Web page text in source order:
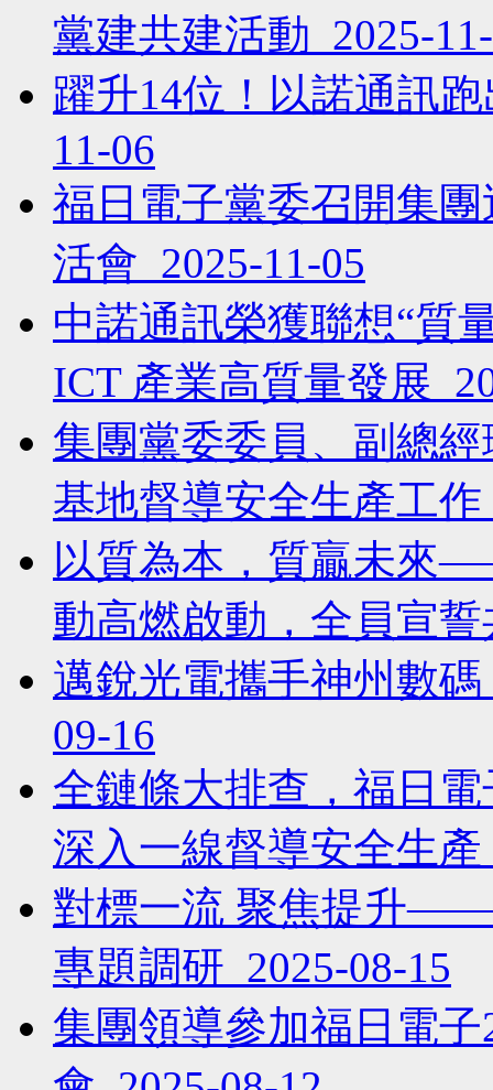
黨建共建活動 2025-
躍升14位！以諾通訊
11-06
福日電子黨委召開集
活會 2025-11-05
中諾通訊榮獲聯想“
ICT 產業高質量發展
集團黨委委員、副總
基地督導安全生產工
以質為本，質贏未來
動高燃啟動，全員宣
邁銳光電攜手神州數
09-16
全鏈條大排查，福日
深入一線督導安全生
對標一流 聚焦提升——
專題調研 2025-08-15
集團領導參加福日電